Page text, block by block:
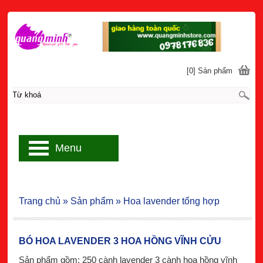
BÓ HOA LAVENDER 3 HOA HỒNG VĨNH CỬU
Sản phẩm gồm: 250 cành lavender 3 cành hoa hồng vĩnh
Trang chủ » Sản phẩm » Hoa lavender tổng hợp
[0] Sản phẩm
Menu